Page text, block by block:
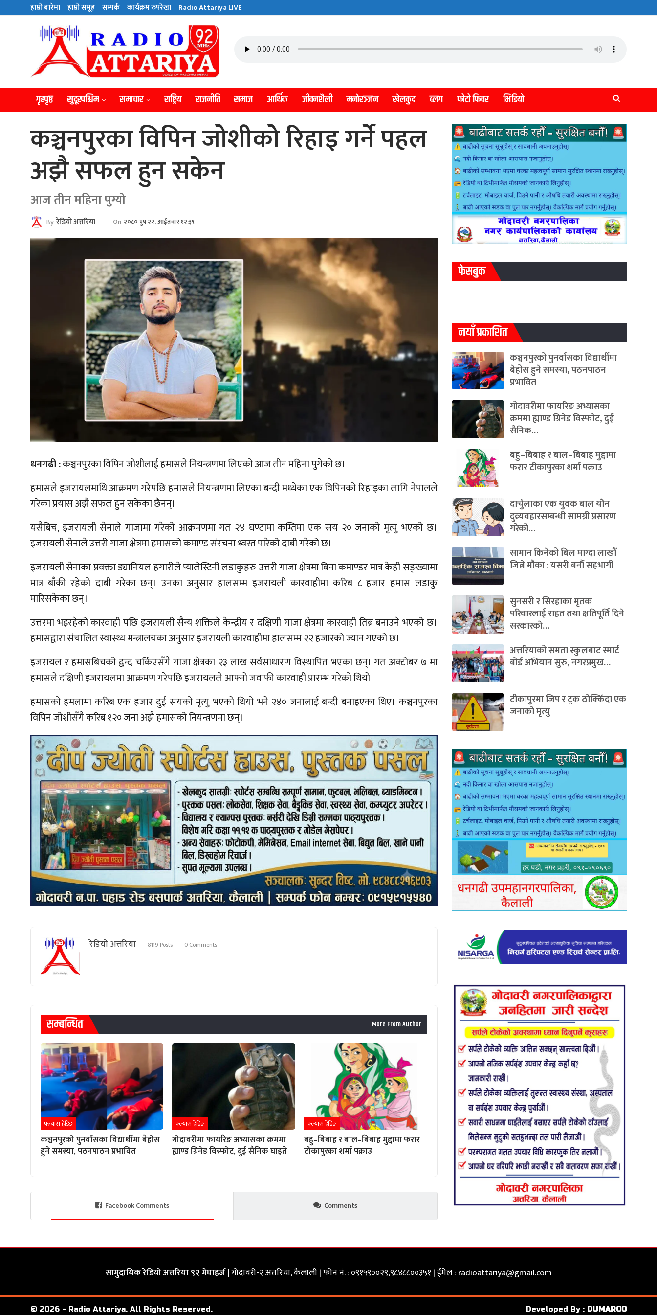
हाम्राे बारेमा हाम्राे समूह सम्पर्क कार्यक्रम रुपरेखा Radio Attariya LIVE
गृहपृष्ठ सुदूरपश्चिम समाचार राष्ट्रिय राजनीति समाज आर्थिक जीवनशैली मनाेरञ्जन खेलकुद ब्लग फोटो फिचर भिडियो
कञ्चनपुरका विपिन जोशीको रिहाइ गर्ने पहल
अझै सफल हुन सकेन
आज तीन महिना पुग्यो
By रेडियाे अत्तरिया On २०८० पुष २२, आईतवार १२:३९
धनगढी :कञ्चनपुरका विपिन जोशीलाई हमासले नियन्त्रणमा लिएको आज तीन महिना पुगेको छ।
हमासले इजरायलमाथि आक्रमण गरेपछि हमासले नियन्त्रणमा लिएका बन्दी मध्येका एक विपिनको रिहाइका लागि नेपालले
गरेका प्रयास अझै सफल हुन सकेका छैनन्।
यसैबिच, इजरायली सेनाले गाजामा गरेको आक्रमणमा गत २४ घण्टामा कम्तिमा एक सय २० जनाको मृत्यु भएको छ।
इजरायली सेनाले उत्तरी गाजा क्षेत्रमा हमासको कमाण्ड संरचना ध्वस्त पारेको दाबी गरेको छ।
इजरायली सेनाका प्रवक्ता ड्यानियल हगारीले प्यालेस्टिनी लडाकुहरु उत्तरी गाजा क्षेत्रमा बिना कमाण्डर मात्र केही सङ्ख्यामा
मात्र बाँकी रहेको दाबी गरेका छन्। उनका अनुसार हालसम्म इजरायली कारवाहीमा करिब ८ हजार हमास लडाकु
मारिसकेका छन्।
उत्तरमा भइरहेको कारवाही पछि इजरायली सैन्य शक्तिले केन्द्रीय र दक्षिणी गाजा क्षेत्रमा कारवाही तिब्र बनाउने भएको छ।
हमासद्वारा संचालित स्वास्थ्य मन्त्रालयका अनुसार इजरायली कारवाहीमा हालसम्म २२ हजारको ज्यान गएको छ।
इजरायल र हमासबिचको द्वन्द चर्किएसँगै गाजा क्षेत्रका २३ लाख सर्वसाधारण विस्थापित भएका छन्। गत अक्टोबर ७ मा
हमासले दक्षिणी इजरायलमा आक्रमण गरेपछि इजरायलले आफ्नो जवाफी कारवाही प्रारम्भ गरेको थियो।
हमासको हमलामा करिब एक हजार दुई सयको मृत्यु भएको थियो भने २४० जनालाई बन्दी बनाइएका थिए। कञ्चनपुरका
विपिन जोशीसँगै करिब १२० जना अझै हमासको नियन्त्रणमा छन्।
रेडियाे अत्तरिया 8119 Posts 0 Comments
सम्बन्धित More From Author
फ्ल्यास हेडिङ
कञ्चनपुरको पुनर्वासका विद्यार्थीमा बेहोस
हुने समस्या, पठनपाठन प्रभावित
फ्ल्यास हेडिङ
गोदावरीमा फायरिङ अभ्यासका क्रममा
ह्याण्ड ग्रिनेड विस्फोट, दुई सैनिक घाइते
फ्ल्यास हेडिङ
बहु–बिबाह र बाल–बिबाह मुद्दामा फरार
टीकापुरका शर्मा पक्राउ
Facebook Comments Comments
फेसबुक
नयाँ प्रकाशित
कञ्चनपुरको पुनर्वासका विद्यार्थीमा
बेहोस हुने समस्या, पठनपाठन
प्रभावित
गोदावरीमा फायरिङ अभ्यासका
क्रममा ह्याण्ड ग्रिनेड विस्फोट, दुई
सैनिक…
बहु–बिबाह र बाल–बिबाह मुद्दामा
फरार टीकापुरका शर्मा पक्राउ
दार्चुलाका एक युवक बाल यौन
दुव्र्यवहारसम्बन्धी सामग्री प्रसारण
गरेको…
सामान किनेको बिल माग्दा लाखौँ
जित्ने मौका : यसरी बनौँ सहभागी
सुनसरी र सिरहाका मृतक
परिवारलाई राहत तथा क्षतिपूर्ति दिने
सरकारकाे…
अत्तरियाको समता स्कुलबाट स्मार्ट
बोर्ड अभियान सुरु, नगरप्रमुख…
टीकापुरमा जिप र ट्रक ठोक्किँदा एक
जनाको मृत्यु
सामुदायिक रेडियो अत्तरिया ९२ मेघाहर्ज |गोदावरी-२ अत्तरिया, कैलाली | फोन नं. : ०९१५९००२९,९८४८८००३५१ | ईमेल : radioattariya@gmail.com
© 2026 - Radio Attariya. All Rights Reserved. Developed By : DUMAROO